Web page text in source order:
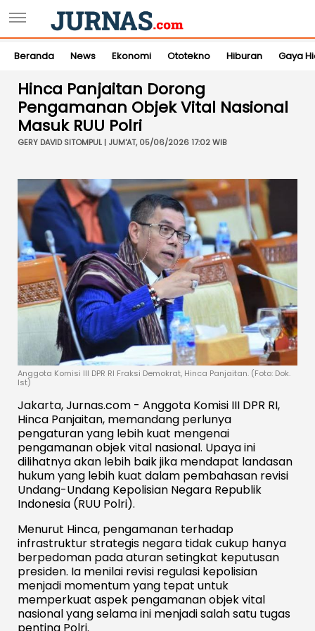
Beranda News Ekonomi Ototekno Hiburan Gaya
Hinca Panjaitan Dorong
Pengamanan Objek Vital Nasional
Masuk RUU Polri
GERY DAVID SITOMPUL | JUM'AT, 05/06/2026 17:02 WIB
Anggota Komisi III DPR RI Fraksi Demokrat, Hinca Panjaitan. (Foto: Dok.
Ist)
Jakarta, Jurnas.com - Anggota Komisi III DPR RI,
Hinca Panjaitan, memandang perlunya
pengaturan yang lebih kuat mengenai
pengamanan objek vital nasional. Upaya ini
dilihatnya akan lebih baik jika mendapat landasan
hukum yang lebih kuat dalam pembahasan revisi
Undang-Undang Kepolisian Negara Republik
Indonesia (RUU Polri).
Menurut Hinca, pengamanan terhadap
infrastruktur strategis negara tidak cukup hanya
berpedoman pada aturan setingkat keputusan
presiden. Ia menilai revisi regulasi kepolisian
menjadi momentum yang tepat untuk
memperkuat aspek pengamanan objek vital
nasional yang selama ini menjadi salah satu tugas
penting Polri.